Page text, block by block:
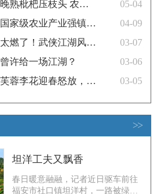
詹廷平、钟高培参加。活动在开场
舞《芙蓉伞韵》中正式拉开序幕，
舞蹈《
潭头大庄村：晚熟枇杷压枝头 农旅融合拓销路
05-04
福安潭头入选国家级农业产业强镇项目拟立项名单
04-09
南岩新年游会太燃了！武侠江湖风沉浸式解锁乡村年味
03-07
许给一场江湖？
03-06
福安三万多亩芙蓉李花迎春怒放，游人如织......
03-05
>>
坦洋工夫又飘香
春日暖意融融，记者近日驱车前往
福安市社口镇坦洋村，一路被绿意